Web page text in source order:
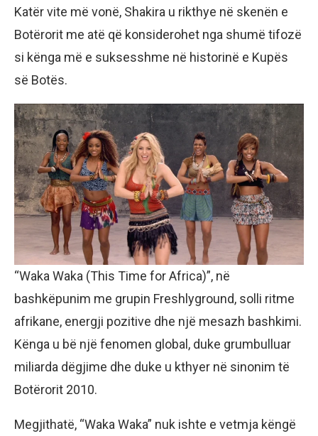
Katër vite më vonë, Shakira u rikthye në skenën e
Botërorit me atë që konsiderohet nga shumë tifozë
si kënga më e suksesshme në historinë e Kupës
së Botës.
“Waka Waka (This Time for Africa)”, në
bashkëpunim me grupin Freshlyground, solli ritme
afrikane, energji pozitive dhe një mesazh bashkimi.
Kënga u bë një fenomen global, duke grumbulluar
miliarda dëgjime dhe duke u kthyer në sinonim të
Botërorit 2010.
Megjithatë, “Waka Waka” nuk ishte e vetmja këngë